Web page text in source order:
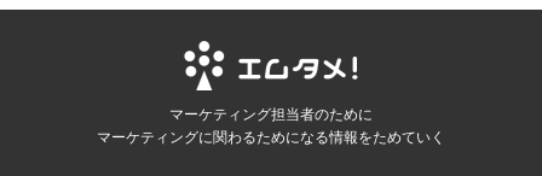
マーケティング担当者のために
マーケティングに関わるためになる情報をためていく